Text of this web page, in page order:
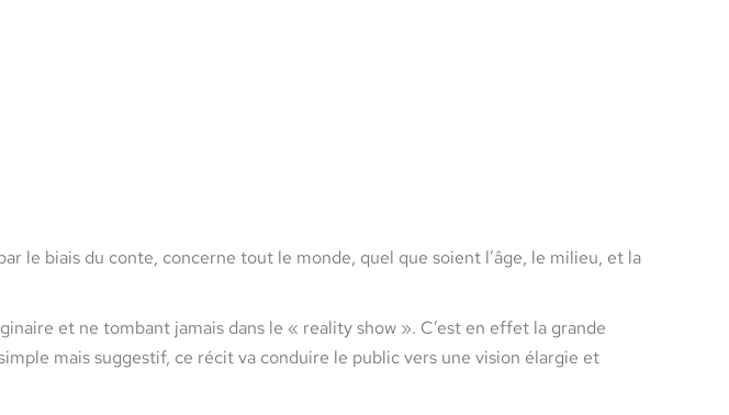
le biais du conte, concerne tout le monde, quel que soient l’âge, le milieu, et la
et ne tombant jamais dans le « reality show ». C’est en effet la grande
mais suggestif, ce récit va conduire le public vers une vision élargie et